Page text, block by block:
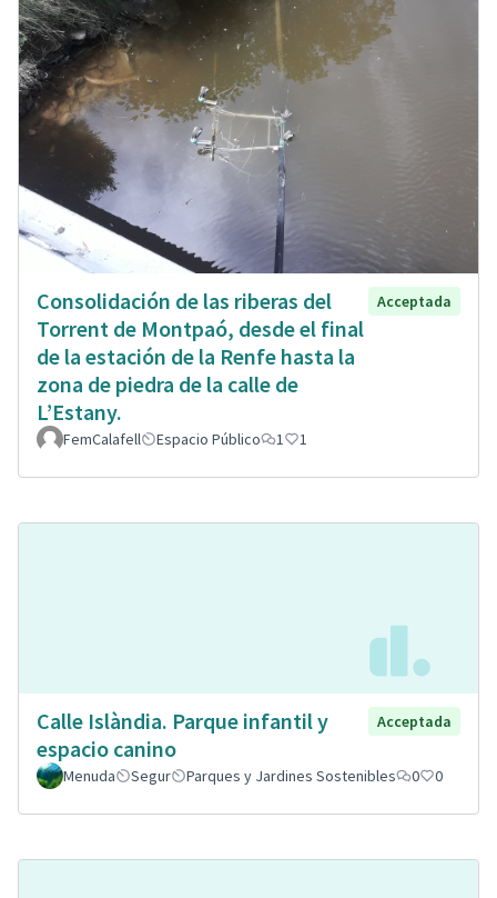
Consolidación de las riberas del
Torrent de Montpaó, desde el final
de la estación de la Renfe hasta la
zona de piedra de la calle de
L’Estany.
Acceptada
FemCalafell Espacio Público 1 1
Calle Islàndia. Parque infantil y
espacio canino
Acceptada
Menuda Segur Parques y Jardines Sostenibles 0 0